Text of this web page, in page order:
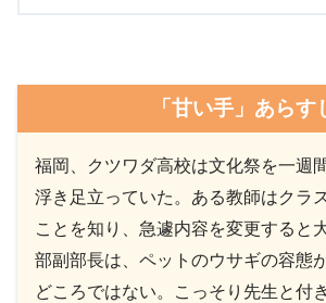
「甘い手」あらす
福岡、クツワダ高校は文化祭を一週
浮き足立っていた。ある教師はクラ
ことを知り、急遽内容を変更すると
部副部長は、ペットのウサギの容態
どころではない。こっそり先生と付